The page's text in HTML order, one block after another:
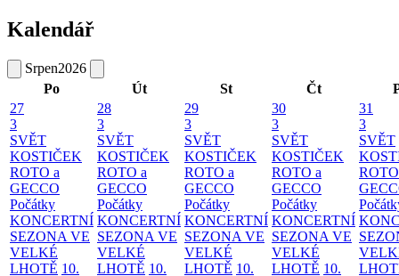
Kalendář
Srpen2026
Po
Út St Čt
27
3
SVĚT
KOSTIČEK
ROTO a
GECCO
Počátky
KONCERTNÍ
SEZONA VE
VELKÉ
LHOTĚ 10.
28
3
SVĚT
KOSTIČEK
ROTO a
GECCO
Počátky
KONCERTNÍ
SEZONA VE
VELKÉ
LHOTĚ 10.
29
3
SVĚT
KOSTIČEK
ROTO a
GECCO
Počátky
KONCERTNÍ
SEZONA VE
VELKÉ
LHOTĚ 10.
30
3
SVĚT
KOSTIČEK
ROTO a
GECCO
Počátky
KONCERTNÍ
SEZONA VE
VELKÉ
LHOTĚ 10.
31
3
SVĚT